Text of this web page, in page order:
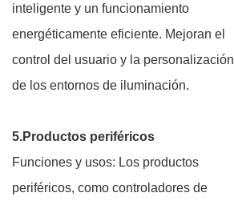
inteligente y un funcionamiento
energéticamente eficiente. Mejoran el
control del usuario y la personalización
de los entornos de iluminación.
5.Productos periféricos
Funciones y usos: Los productos
periféricos, como controladores de